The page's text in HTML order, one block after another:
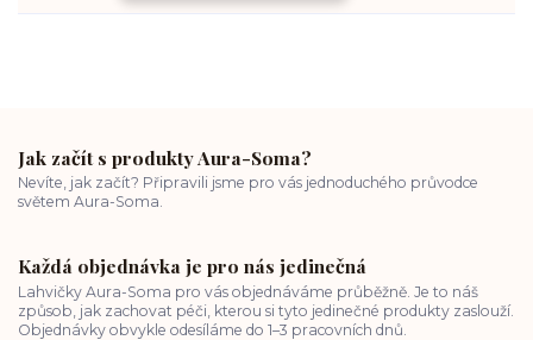
Jak začít s produkty Aura-Soma?
Nevíte, jak začít? Připravili jsme pro vás jednoduchého průvodce
světem Aura-Soma.
Každá objednávka je pro nás jedinečná
Lahvičky Aura-Soma pro vás objednáváme průběžně. Je to náš
způsob, jak zachovat péči, kterou si tyto jedinečné produkty zaslouží.
Objednávky obvykle odesíláme do 1–3 pracovních dnů.